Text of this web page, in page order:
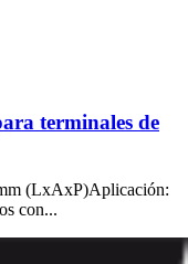
terminales de
(LxAxP)Aplicación:
con...